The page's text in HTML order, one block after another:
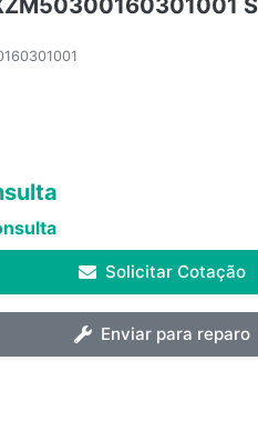
Solicitar Cotação
Enviar para reparo